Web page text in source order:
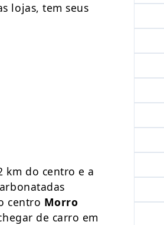
lojas, tem seus
km do centro e a
centro Morro
de carro em